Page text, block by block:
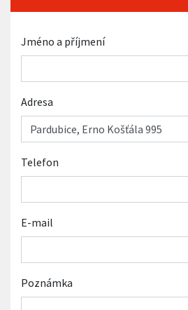
Jméno a příjmení
Adresa
Telefon
E-mail
Poznámka